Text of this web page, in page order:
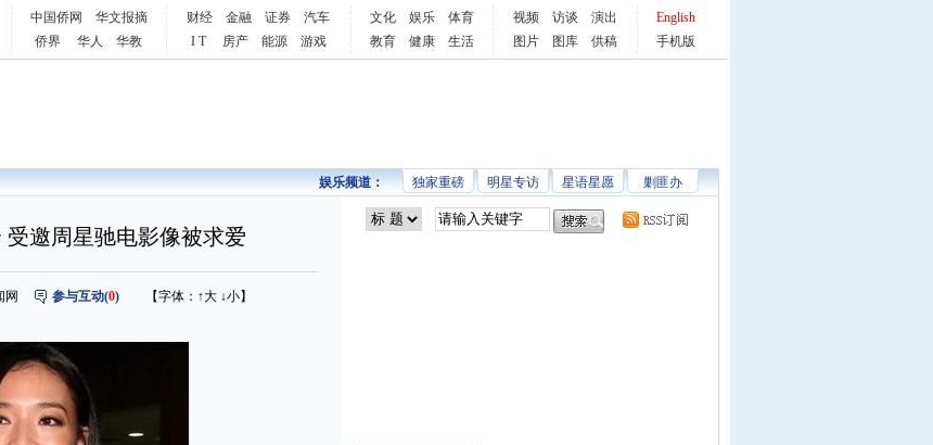
中国侨网
华文报摘
侨界
华人 华教
财经 金融 证券
汽车
I T
房产 能源 游戏
文化 娱乐
体育
教育
健康 生活
视频 访谈
演出
图片
图库 供稿
English
手机版
剿匪办
星语星愿
明星专访
独家重磅
娱乐频道：
邀周星驰电影像被求爱
网 参与互动(0) 【字体： ↑大 ↓小】